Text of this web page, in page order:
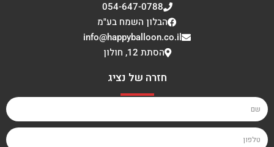
054-647-0788
הבלון השמח בע"מ
info@happyballoon.co.il
הסתת 12, חולון
חזרה של נציג